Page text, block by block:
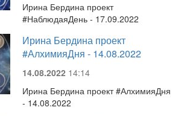
Ирина Бердина проект
#НаблюдаяДень - 17.09.2022
Ирина Бердина проект
#АлхимияДня - 14.08.2022
14.08.2022 14:14
Ирина Бердина проект #АлхимияДня
- 14.08.2022